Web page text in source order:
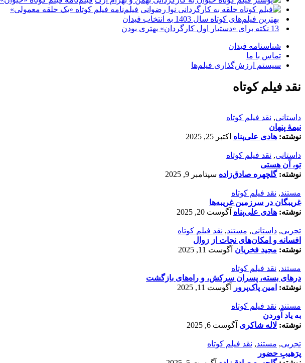
فیلم‌نامه فیلم کوتاه «یک حلقه معمولی»
بهترین فیلم‌های کوتاه سال 1403 به انتخاب فیدان
13 نکته برای «دستیار اول کارگردان» بهتری بودن
شناسنامه فیدان
تماس با ما
سیستم ارزش‌گذاری فیلم‌ها
نقد فیلم کوتاه
داستانی, نقد فیلم کوتاه
نیمۀ پنهان
نوشته: هادی علی‌پناه اکتبر 25, 2025
داستانی, نقد فیلم کوتاه
تو، آن هستی
نوشته:گلچهره صادق‌زاده سپتامبر 9, 2025
مستند, نقد فیلم کوتاه
غریبگان در سرزمین غریبه‌ها
نوشته: هادی علی‌پناه آگوست 20, 2025
تجربی, داستانی, مستند, نقد فیلم کوتاه
افسانه‌ و امکان‌های نجات از زوال
نوشته: مجید فخریان آگوست 11, 2025
مستند, نقد فیلم کوتاه
درهای بسته، پسران سرکش، و راه‌های بازگشت
نوشته: امین پاک‌پرور آگوست 11, 2025
مستند, نقد فیلم کوتاه
به یاد آوردن
نوشته: لاله شاکری آگوست 6, 2025
تجربی, مستند, نقد فیلم کوتاه
پرَهیب‌ِ حضور